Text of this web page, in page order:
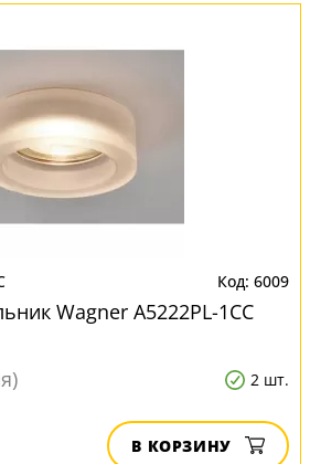
6009
Wagner A5222PL-1CC
2 шт.
В КОРЗИНУ